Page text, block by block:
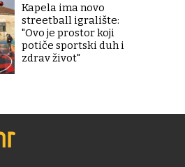
Kapela ima novo
streetball igralište:
"Ovo je prostor koji
potiče sportski duh i
zdrav život"